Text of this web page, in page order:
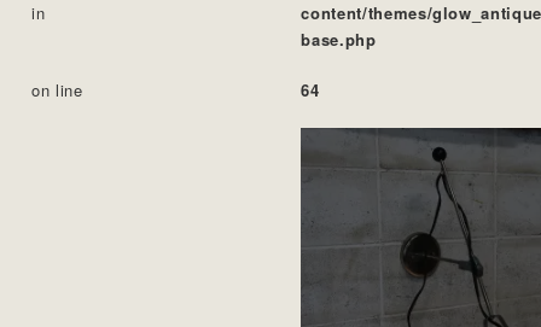
in
content/themes/
base.php
on line 64